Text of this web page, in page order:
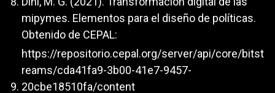
mipymes. Elementos para el diseño de políticas.
Obtenido de CEPAL:
https://repositorio.cepal.org/server/api/core/bitst
reams/cda41fa9-3b00-41e7-9457-
20cbe18510fa/content